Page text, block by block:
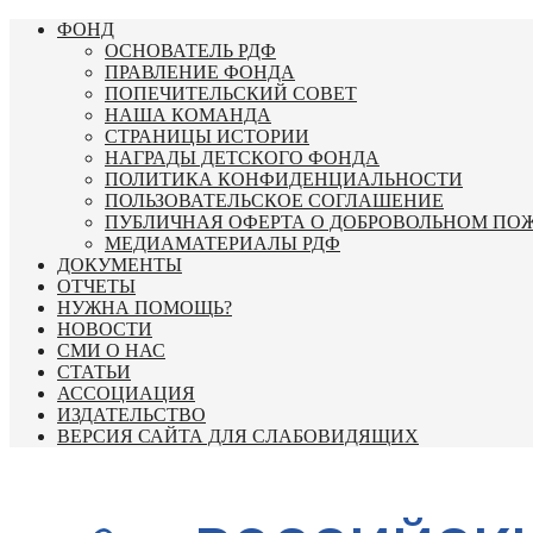
Перейти
содержимому
ФОНД
ОСНОВАТЕЛЬ РДФ
ПРАВЛЕНИЕ ФОНДА
ПОПЕЧИТЕЛЬСКИЙ СОВЕТ
НАША КОМАНДА
СТРАНИЦЫ ИСТОРИИ
НАГРАДЫ ДЕТСКОГО ФОНДА
ПОЛИТИКА КОНФИДЕНЦИАЛЬНОСТИ
ПОЛЬЗОВАТЕЛЬСКОЕ СОГЛАШЕНИЕ
ПУБЛИЧНАЯ ОФЕРТА О ДОБРОВОЛЬНОМ
МЕДИАМАТЕРИАЛЫ РДФ
ДОКУМЕНТЫ
ОТЧЕТЫ
НУЖНА ПОМОЩЬ?
НОВОСТИ
СМИ О НАС
СТАТЬИ
АССОЦИАЦИЯ
ИЗДАТЕЛЬСТВО
ВЕРСИЯ САЙТА ДЛЯ СЛАБОВИДЯЩИХ